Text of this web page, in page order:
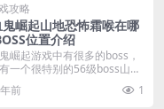
攻略
崛起山地恐怖霜喉在哪
位置介绍
崛起游戏中有很多的boss，
一个很特别的56级boss山地
喉，...
前 1